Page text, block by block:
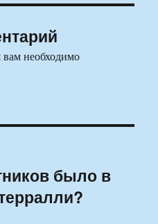
необходимо
было в